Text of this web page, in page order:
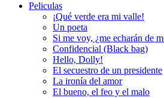
Peliculas
¡Qué verde era mi valle!
Un poeta
Si me voy, ¿me echarán de
Confidencial (Black bag)
Hello, Dolly!
El secuestro de un presidente
La ironía del amor
El bueno, el feo y el malo